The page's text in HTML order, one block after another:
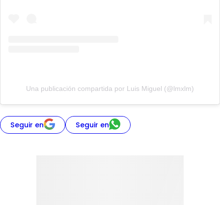
Una publicación compartida por Luis Miguel (@lmxlm)
Seguir en Seguir en